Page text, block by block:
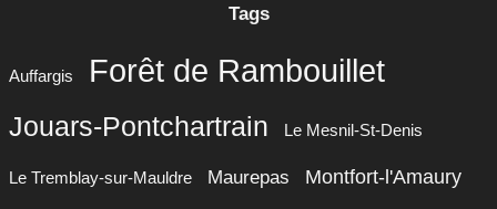
Tags
Auffargis Forêt de Rambouillet
Jouars-Pontchartrain Le Mesnil-St-Denis
Le Tremblay-sur-Mauldre Maurepas Montfort-l'Amaury